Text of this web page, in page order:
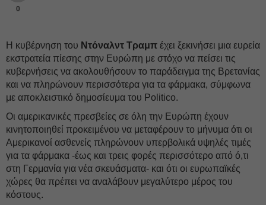
0
Η κυβέρνηση του Ντόναλντ Τραμπ έχει ξεκινήσει μια ευρεία
εκστρατεία πίεσης στην Ευρώπη με στόχο να πείσει τις
κυβερνήσεις να ακολουθήσουν το παράδειγμα της Βρετανίας
και να πληρώνουν περισσότερα για τα φάρμακα, σύμφωνα
με αποκλειστικό δημοσίευμα του Politico.
Οι αμερικανικές πρεσβείες σε όλη την Ευρώπη έχουν
κινητοποιηθεί προκειμένου να μεταφέρουν το μήνυμα ότι οι
Αμερικανοί ασθενείς πληρώνουν υπερβολικά υψηλές τιμές
για τα φάρμακα -έως και τρεις φορές περισσότερο από ό,τι
στη Γερμανία για νέα σκευάσματα- και ότι οι ευρωπαϊκές
χώρες θα πρέπει να αναλάβουν μεγαλύτερο μέρος του
κόστους.